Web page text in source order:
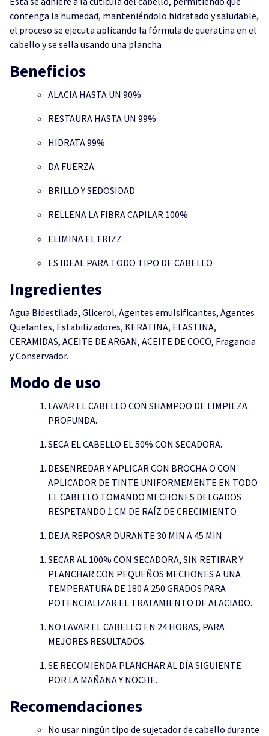
contenga la humedad, manteniéndolo hidratado y saludable,
el proceso se ejecuta aplicando la fórmula de queratina en el
cabello y se sella usando una plancha
Beneficios
ALACIA HASTA UN 90%
RESTAURA HASTA UN 99%
HIDRATA 99%
DA FUERZA
BRILLO Y SEDOSIDAD
RELLENA LA FIBRA CAPILAR 100%
ELIMINA EL FRIZZ
ES IDEAL PARA TODO TIPO DE CABELLO
Ingredientes
Agua Bidestilada, Glicerol, Agentes emulsificantes, Agentes
Quelantes, Estabilizadores, KERATINA, ELASTINA,
CERAMIDAS, ACEITE DE ARGAN, ACEITE DE COCO, Fragancia
y Conservador.
Modo de uso
LAVAR EL CABELLO CON SHAMPOO DE LIMPIEZA
PROFUNDA.
SECA EL CABELLO EL 50% CON SECADORA.
DESENREDAR Y APLICAR CON BROCHA O CON
APLICADOR DE TINTE UNIFORMEMENTE EN TODO
EL CABELLO TOMANDO MECHONES DELGADOS
RESPETANDO 1 CM DE RAÍZ DE CRECIMIENTO
DEJA REPOSAR DURANTE 30 MIN A 45 MIN
SECAR AL 100% CON SECADORA, SIN RETIRAR Y
PLANCHAR CON PEQUEÑOS MECHONES A UNA
TEMPERATURA DE 180 A 250 GRADOS PARA
POTENCIALIZAR EL TRATAMIENTO DE ALACIADO.
NO LAVAR EL CABELLO EN 24 HORAS, PARA
MEJORES RESULTADOS.
SE RECOMIENDA PLANCHAR AL DÍA SIGUIENTE
POR LA MAÑANA Y NOCHE.
Recomendaciones
No usar ningún tipo de sujetador de cabello durante